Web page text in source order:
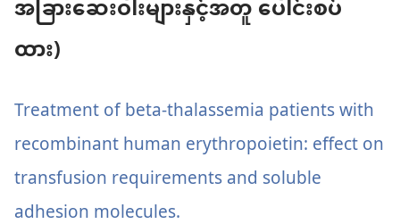
အခြားဆေးဝါးများနှင့်အတူ ပေါင်းစပ်
ထား)
Treatment of beta-thalassemia patients with
recombinant human erythropoietin: effect on
transfusion requirements and soluble
adhesion molecules.